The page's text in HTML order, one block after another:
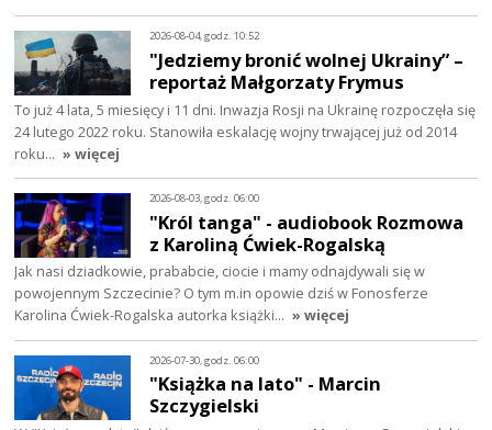
2026-08-04, godz. 10:52
"Jedziemy bronić wolnej Ukrainy” –
reportaż Małgorzaty Frymus
To już 4 lata, 5 miesięcy i 11 dni. Inwazja Rosji na Ukrainę rozpoczęła się
24 lutego 2022 roku. Stanowiła eskalację wojny trwającej już od 2014
roku… » więcej
2026-08-03, godz. 06:00
"Król tanga" - audiobook Rozmowa
z Karoliną Ćwiek-Rogalską
Jak nasi dziadkowie, prababcie, ciocie i mamy odnajdywali się w
powojennym Szczecinie? O tym m.in opowie dziś w Fonosferze
Karolina Ćwiek-Rogalska autorka książki… » więcej
2026-07-30, godz. 06:00
"Książka na lato" - Marcin
Szczygielski